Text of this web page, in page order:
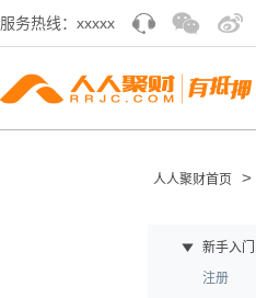
服务热线：xxxxx
人人聚财首页 >
新手入门
注册